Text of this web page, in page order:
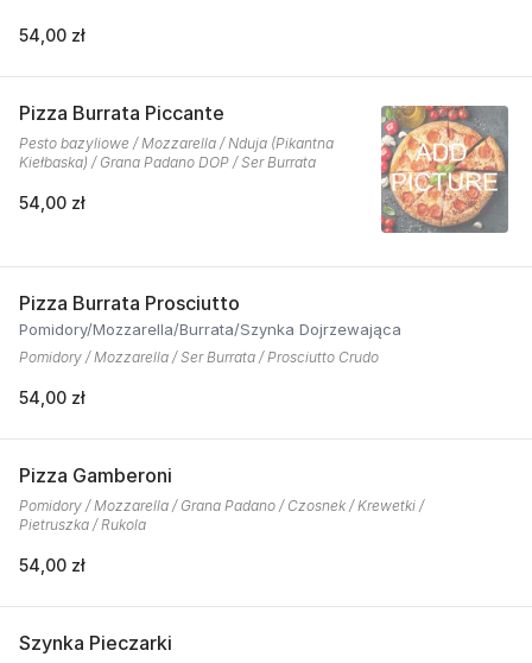
54,00 zł
Pizza Burrata Piccante
Pesto bazyliowe / Mozzarella / Nduja (Pikantna
Kiełbaska) / Grana Padano DOP / Ser Burrata
54,00 zł
Pizza Burrata Prosciutto
Pomidory/Mozzarella/Burrata/Szynka Dojrzewająca
Pomidory / Mozzarella / Ser Burrata / Prosciutto Crudo
54,00 zł
Pizza Gamberoni
Pomidory / Mozzarella / Grana Padano / Czosnek / Krewetki /
Pietruszka / Rukola
54,00 zł
Szynka Pieczarki